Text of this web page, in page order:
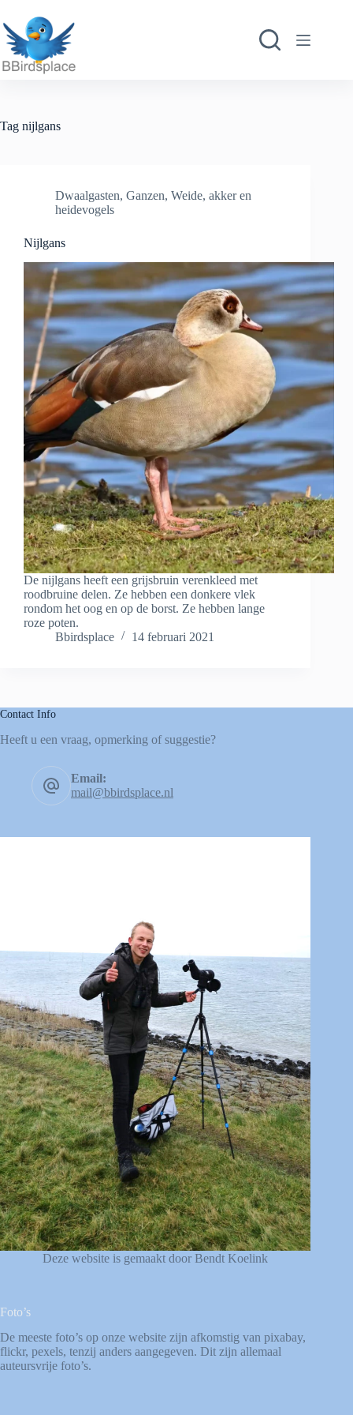
naar
de
inhoud
Tag nijlgans
Dwaalgasten, Ganzen, Weide, akker en
heidevogels
Nijlgans
De nijlgans heeft een grijsbruin verenkleed met
roodbruine delen. Ze hebben een donkere vlek
rondom het oog en op de borst. Ze hebben lange
roze poten.
Bbirdsplace
14 februari 2021
Contact Info
Heeft u een vraag, opmerking of suggestie?
Email:
mail@bbirdsplace.nl
Deze website is gemaakt door Bendt Koelink
Foto’s
De meeste foto’s op onze website zijn afkomstig van pixabay,
flickr, pexels, tenzij anders aangegeven. Dit zijn allemaal
auteursvrije foto’s.